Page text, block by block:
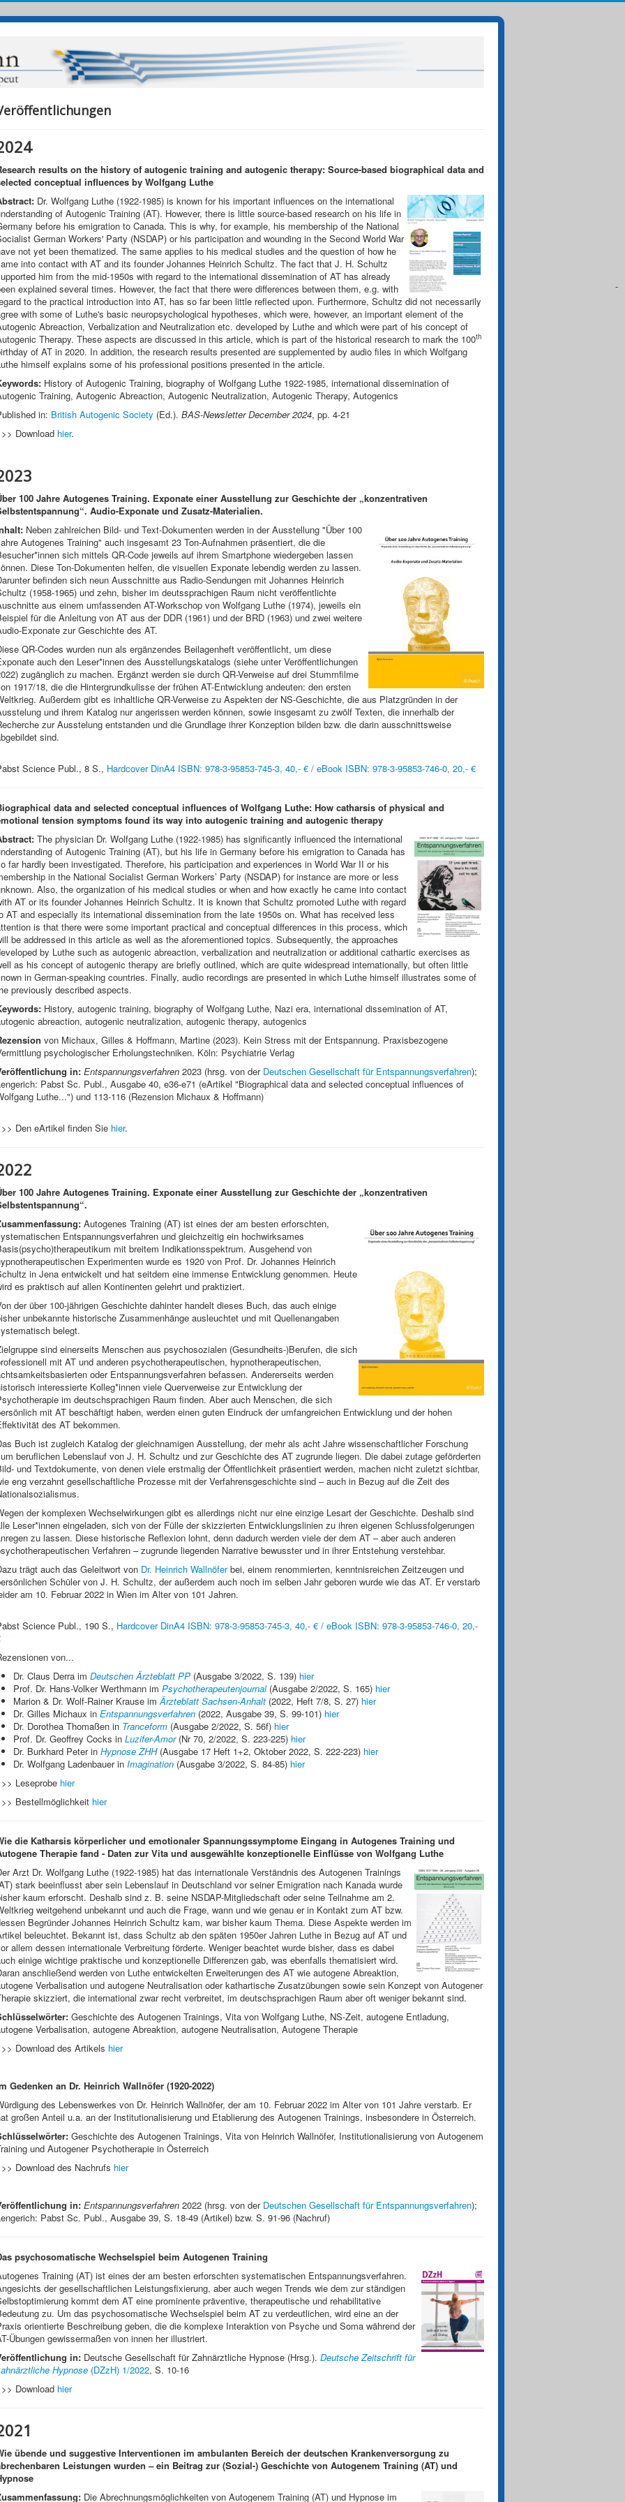
results on the history of autogenic training and autogenic therapy: Source-based biographical data and
conceptual influences by Wolfgang Luthe
Dr. Wolfgang Luthe (1922-1985) is known for his important influences on the international
of Autogenic Training (AT). However, there is little source-based research on his life in
before his emigration to Canada. This is why, for example, his membership of the National
German Workers' Party (NSDAP) or his participation and wounding in the Second World War
not yet been thematized. The same applies to his medical studies and the question of how he
into contact with AT and its founder Johannes Heinrich Schultz. The fact that J. H. Schultz
him from the mid-1950s with regard to the international dissemination of AT has already
explained several times. However, the fact that there were differences between them, e.g. with
to the practical introduction into AT, has so far been little reflected upon. Furthermore, Schultz did not necessarily
with some of Luthe's basic neuropsychological hypotheses, which were, however, an important element of the
Abreaction, Verbalization and Neutralization etc. developed by Luthe and which were part of his concept of
Therapy. These aspects are discussed in this article, which is part of the historical research to mark the 100th
of AT in 2020. In addition, the research results presented are supplemented by audio files in which Wolfgang
himself explains some of his professional positions presented in the article.
History of Autogenic Training, biography of Wolfgang Luthe 1922-1985, international dissemination of
Training, Autogenic Abreaction, Autogenic Neutralization, Autogenic Therapy, Autogenics
in: British Autogenic Society (Ed.). BAS-Newsletter December 2024, pp. 4-21
Download hier.
100 Jahre Autogenes Training. Exponate einer Ausstellung zur Geschichte der „konzentrativen
Audio-Exponate und Zusatz-Materialien.
Neben zahlreichen Bild- und Text-Dokumenten werden in der Ausstellung "Über 100
Autogenes Training" auch insgesamt 23 Ton-Aufnahmen präsentiert, die die
sich mittels QR-Code jeweils auf ihrem Smartphone wiedergeben lassen
Diese Ton-Dokumenten helfen, die visuellen Exponate lebendig werden zu lassen.
befinden sich neun Ausschnitte aus Radio-Sendungen mit Johannes Heinrich
(1958-1965) und zehn, bisher im deutssprachigen Raum nicht veröffentlichte
aus einem umfassenden AT-Workschop von Wolfgang Luthe (1974), jeweils ein
für die Anleitung von AT aus der DDR (1961) und der BRD (1963) und zwei weitere
Exponate zur Geschichte des AT.
QR-Codes wurden nun als ergänzendes Beilagenheft veröffentlicht, um diese
auch den Leser*innen des Ausstellungskatalogs (siehe unter Veröffentlichungen
zugänglich zu machen. Ergänzt werden sie durch QR-Verweise auf drei Stummfilme
1917/18, die die Hintergrundkulisse der frühen AT-Entwicklung andeuten: den ersten
Außerdem gibt es inhaltliche QR-Verweise zu Aspekten der NS-Geschichte, die aus Platzgründen in der
und ihrem Katalog nur angerissen werden können, sowie insgesamt zu zwölf Texten, die innerhalb der
zur Ausstelung entstanden und die Grundlage ihrer Konzeption bilden bzw. die darin ausschnittsweise
sind.
Science Publ., 8 S., Hardcover DinA4 ISBN: 978-3-95853-745-3, 40,- € / eBook ISBN: 978-3-95853-746-0, 20,- €
data and selected conceptual influences of Wolfgang Luthe: How catharsis of physical and
tension symptoms found its way into autogenic training and autogenic therapy
The physician Dr. Wolfgang Luthe (1922-1985) has significantly influenced the international
of Autogenic Training (AT), but his life in Germany before his emigration to Canada has
far hardly been investigated. Therefore, his participation and experiences in World War II or his
in the National Socialist German Workers’ Party (NSDAP) for instance are more or less
Also, the organization of his medical studies or when and how exactly he came into contact
AT or its founder Johannes Heinrich Schultz. It is known that Schultz promoted Luthe with regard
AT and especially its international dissemination from the late 1950s on. What has received less
is that there were some important practical and conceptual differences in this process, which
be addressed in this article as well as the aforementioned topics. Subsequently, the approaches
by Luthe such as autogenic abreaction, verbalization and neutralization or additional cathartic exercises as
as his concept of autogenic therapy are briefly outlined, which are quite widespread internationally, but often little
in German-speaking countries. Finally, audio recordings are presented in which Luthe himself illustrates some of
previously described aspects.
History, autogenic training, biography of Wolfgang Luthe, Nazi era, international dissemination of AT,
abreaction, autogenic neutralization, autogenic therapy, autogenics
von Michaux, Gilles & Hoffmann, Martine (2023). Kein Stress mit der Entspannung. Praxisbezogene
psychologischer Erholungstechniken. Köln: Psychiatrie Verlag
in: Entspannungsverfahren 2023 (hrsg. von der Deutschen Gesellschaft für Entspannungsverfahren);
Pabst Sc. Publ., Ausgabe 40, e36-e71 (eArtikel "Biographical data and selected conceptual influences of
Luthe...") und 113-116 (Rezension Michaux & Hoffmann)
Den eArtikel finden Sie hier.
100 Jahre Autogenes Training. Exponate einer Ausstellung zur Geschichte der „konzentrativen
Autogenes Training (AT) ist eines der am besten erforschten,
Entspannungsverfahren und gleichzeitig ein hochwirksames
mit breitem Indikationsspektrum. Ausgehend von
Experimenten wurde es 1920 von Prof. Dr. Johannes Heinrich
in Jena entwickelt und hat seitdem eine immense Entwicklung genommen. Heute
es praktisch auf allen Kontinenten gelehrt und praktiziert.
der über 100-jährigen Geschichte dahinter handelt dieses Buch, das auch einige
unbekannte historische Zusammenhänge ausleuchtet und mit Quellenangaben
belegt.
sind einerseits Menschen aus psychosozialen (Gesundheits-)Berufen, die sich
mit AT und anderen psychotherapeutischen, hypnotherapeutischen,
oder Entspannungsverfahren befassen. Andererseits werden
interessierte Kolleg*innen viele Querverweise zur Entwicklung der
im deutschsprachigen Raum finden. Aber auch Menschen, die sich
mit AT beschäftigt haben, werden einen guten Eindruck der umfangreichen Entwicklung und der hohen
des AT bekommen.
Buch ist zugleich Katalog der gleichnamigen Ausstellung, der mehr als acht Jahre wissenschaftlicher Forschung
beruflichen Lebenslauf von J. H. Schultz und zur Geschichte des AT zugrunde liegen. Die dabei zutage geförderten
und Textdokumente, von denen viele erstmalig der Öffentlichkeit präsentiert werden, machen nicht zuletzt sichtbar,
eng verzahnt gesellschaftliche Prozesse mit der Verfahrensgeschichte sind – auch in Bezug auf die Zeit des
der komplexen Wechselwirkungen gibt es allerdings nicht nur eine einzige Lesart der Geschichte. Deshalb sind
Leser*innen eingeladen, sich von der Fülle der skizzierten Entwicklungslinien zu ihren eigenen Schlussfolgerungen
zu lassen. Diese historische Reflexion lohnt, denn dadurch werden viele der dem AT – aber auch anderen
Verfahren – zugrunde liegenden Narrative bewusster und in ihrer Entstehung verstehbar.
trägt auch das Geleitwort von Dr. Heinrich Wallnöferbei, einem renommierten, kenntnisreichen Zeitzeugen und
Schüler von J. H. Schultz, der außerdem auch noch im selben Jahr geboren wurde wie das AT. Er verstarb
am 10. Februar 2022 in Wien im Alter von 101 Jahren.
Science Publ., 190 S., Hardcover DinA4 ISBN: 978-3-95853-745-3, 40,- € / eBook ISBN: 978-3-95853-746-0, 20,-
von...
Dr. Claus Derra im Deutschen Ärzteblatt PP (Ausgabe 3/2022, S. 139) hier
Prof. Dr. Hans-Volker Werthmann im Psychotherapeutenjournal(Ausgabe 2/2022, S. 165) hier
Marion & Dr. Wolf-Rainer Krause im Ärzteblatt Sachsen-Anhalt (2022, Heft 7/8, S. 27) hier
Dr. Gilles Michaux in Entspannungsverfahren (2022, Ausgabe 39, S. 99-101) hier
Dr. Dorothea Thomaßen in Tranceform (Ausgabe 2/2022, S. 56f) hier
Prof. Dr. Geoffrey Cocks in Luzifer-Amor(Nr 70, 2/2022, S. 223-225) hier
Dr. Burkhard Peter in Hypnose ZHH(Ausgabe 17 Heft 1+2, Oktober 2022, S. 222-223) hier
Dr. Wolfgang Ladenbauer in Imagination (Ausgabe 3/2022, S. 84-85) hier
Leseprobe hier
Bestellmöglichkeit hier
die Katharsis körperlicher und emotionaler Spannungssymptome Eingang in Autogenes Training und
Therapie fand - Daten zur Vita und ausgewählte konzeptionelle Einflüsse von Wolfgang Luthe
Arzt Dr. Wolfgang Luthe (1922-1985) hat das internationale Verständnis des Autogenen Trainings
stark beeinflusst aber sein Lebenslauf in Deutschland vor seiner Emigration nach Kanada wurde
kaum erforscht. Deshalb sind z. B. seine NSDAP-Mitgliedschaft oder seine Teilnahme am 2.
weitgehend unbekannt und auch die Frage, wann und wie genau er in Kontakt zum AT bzw.
Begründer Johannes Heinrich Schultz kam, war bisher kaum Thema. Diese Aspekte werden im
beleuchtet. Bekannt ist, dass Schultz ab den späten 1950er Jahren Luthe in Bezug auf AT und
allem dessen internationale Verbreitung förderte. Weniger beachtet wurde bisher, dass es dabei
einige wichtige praktische und konzeptionelle Differenzen gab, was ebenfalls thematisiert wird.
anschließend werden von Luthe entwickelten Erweiterungen des AT wie autogene Abreaktion,
Verbalisation und autogene Neutralisation oder kathartische Zusatzübungen sowie sein Konzept von Autogener
skizziert, die international zwar recht verbreitet, im deutschsprachigen Raum aber oft weniger bekannt sind.
Geschichte des Autogenen Trainings, Vita von Wolfgang Luthe, NS-Zeit, autogene Entladung,
Verbalisation, autogene Abreaktion, autogene Neutralisation, Autogene Therapie
Download des Artikels hier
Gedenken an Dr. Heinrich Wallnöfer (1920-2022)
des Lebenswerkes von Dr. Heinrich Wallnöfer, der am 10. Februar 2022 im Alter von 101 Jahre verstarb. Er
großen Anteil u.a. an der Institutionalisierung und Etablierung des Autogenen Trainings, insbesondere in Österreich.
Geschichte des Autogenen Trainings, Vita von Heinrich Wallnöfer, Institutionalisierung von Autogenem
und Autogener Psychotherapie in Österreich
Download des Nachrufs hier
in: Entspannungsverfahren 2022 (hrsg. von der Deutschen Gesellschaft für Entspannungsverfahren);
Pabst Sc. Publ., Ausgabe 39, S. 18-49 (Artikel) bzw. S. 91-96 (Nachruf)
psychosomatische Wechselspiel beim Autogenen Training
Training (AT) ist eines der am besten erforschten systematischen Entspannungsverfahren.
der gesellschaftlichen Leistungsfixierung, aber auch wegen Trends wie dem zur ständigen
kommt dem AT eine prominente präventive, therapeutische und rehabilitative
zu. Um das psychosomatische Wechselspiel beim AT zu verdeutlichen, wird eine an der
orientierte Beschreibung geben, die die komplexe Interaktion von Psyche und Soma während der
Übungen gewissermaßen von innen her illustriert.
in: Deutsche Gesellschaft für Zahnärztliche Hypnose (Hrsg.). Deutsche Zeitschrift für
Hypnose (DZzH) 1/2022, S. 10-16
Download hier
übende und suggestive Interventionen im ambulanten Bereich der deutschen Krankenversorgung zu
Leistungen wurden – ein Beitrag zur (Sozial-) Geschichte von Autogenem Training (AT) und
Die Abrechnungsmöglichkeiten von Autogenem Training (AT) und Hypnose im
-